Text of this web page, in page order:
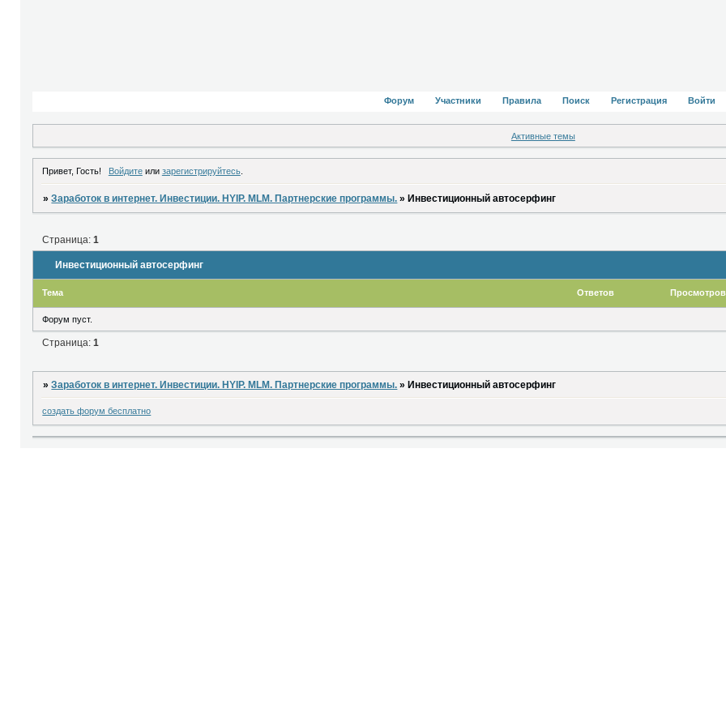
Форум Участники Правила Поиск Регистрация Войти
Активные темы
Привет, Гость! Войдитеили зарегистрируйтесь.
»Заработок в интернет. Инвестиции. HYIP. MLM. Партнерские программы. » Инвестиционный автосерфинг
Инвестиционный автосерфинг
Страница:1
Тема Ответов Просмотров
Форум пуст.
Страница:1
»Заработок в интернет. Инвестиции. HYIP. MLM. Партнерские программы. » Инвестиционный автосерфинг
создать форум бесплатно